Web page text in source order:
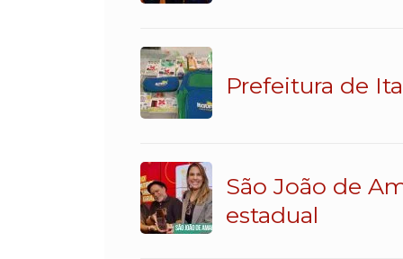
Prefeitura de
São João de
estadual